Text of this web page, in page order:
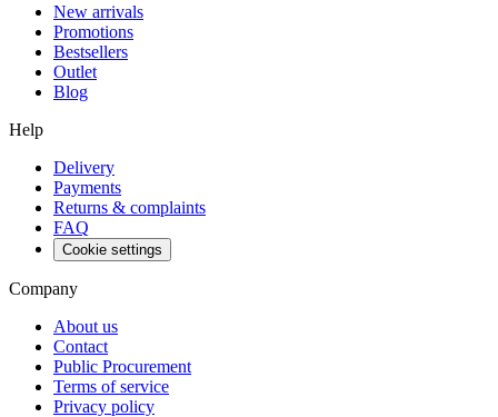
New arrivals
Promotions
Bestsellers
Outlet
Blog
Help
Delivery
Payments
Returns & complaints
FAQ
Cookie settings
Company
About us
Contact
Public Procurement
Terms of service
Privacy policy